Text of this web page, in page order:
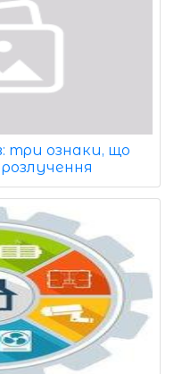
три ознаки, що